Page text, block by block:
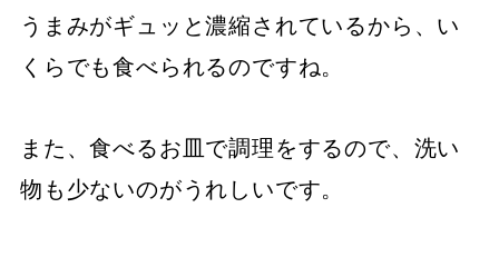
うまみがギュッと濃縮されているから、い
くらでも食べられるのですね。
また、食べるお皿で調理をするので、洗い
物も少ないのがうれしいです。